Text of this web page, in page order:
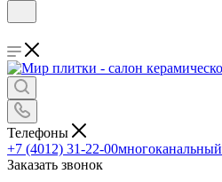
Телефоны
+7 (4012) 31-22-00многоканальный
Заказать звонок